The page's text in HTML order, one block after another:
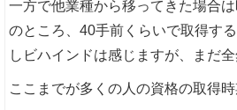
一方で他業種から移ってきた場合
のところ、40手前くらいで取得す
しビハインドは感じますが、まだ全
ここまでが多くの人の資格の取得時